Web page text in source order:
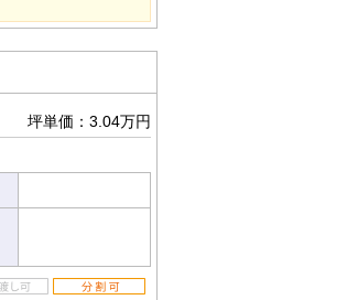
坪単価：3.04万円